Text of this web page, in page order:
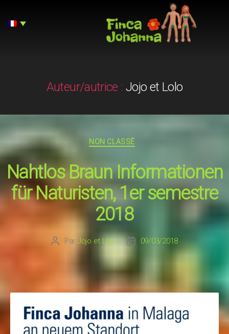
Auteur/autrice : Jojo et Lolo
Catégories
NON CLASSÉ
Nahtlos Braun Informationen
für Naturisten, 1er semestre
2018
Auteur
Par Jojo et Lolo
Date
l’article
09/03/2018